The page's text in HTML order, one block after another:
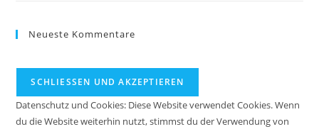
Neueste Kommentare
Datenschutz und Cookies: Diese Website verwendet Cookies. Wenn
du die Website weiterhin nutzt, stimmst du der Verwendung von